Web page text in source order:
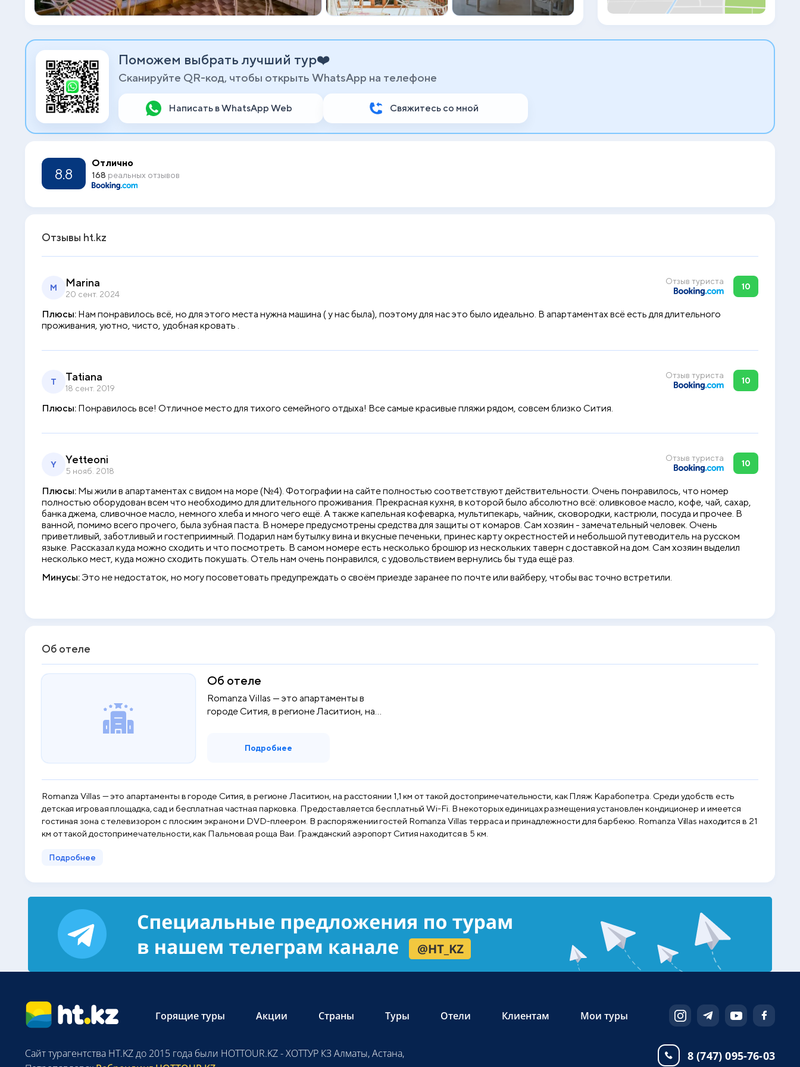
Поможем выбрать лучший тур❤️
Сканируйте QR-код, чтобы открыть WhatsApp на телефоне
Написать в WhatsApp Web Свяжитесь со мной
8.8
Отлично
168 реальных отзывов
Отзывы ht.kz
M Marina
20 сент. 2024
Отзыв туриста
10
Плюсы: Нам понравилось всё, но для этого места нужна машина ( у нас была), поэтому для нас это было идеально. В апартаментах всё есть для длительного
проживания, уютно, чисто, удобная кровать .
T Tatiana
18 сент. 2019
Отзыв туриста
10
Плюсы: Понравилось все! Отличное место для тихого семейного отдыха! Все самые красивые пляжи рядом, совсем близко Сития.
Y Yetteoni
5 нояб. 2018
Отзыв туриста
10
Плюсы: Мы жили в апартаментах с видом на море (№4). Фотографии на сайте полностью соответствуют действительности. Очень понравилось, что номер
полностью оборудован всем что необходимо для длительного проживания. Прекрасная кухня, в которой было абсолютно всё: оливковое масло, кофе, чай, сахар,
банка джема, сливочное масло, немного хлеба и много чего ещё. А также капельная кофеварка, мультипекарь, чайник, сковородки, кастрюли, посуда и прочее. В
ванной, помимо всего прочего, была зубная паста. В номере предусмотрены средства для защиты от комаров. Сам хозяин - замечательный человек. Очень
приветливый, заботливый и гостеприимный. Подарил нам бутылку вина и вкусные печеньки, принес карту окрестностей и небольшой путеводитель на русском
языке. Рассказал куда можно сходить и что посмотреть. В самом номере есть несколько брошюр из нескольких таверн с доставкой на дом. Сам хозяин выделил
несколько мест, куда можно сходить покушать. Отель нам очень понравился, с удовольствием вернулись бы туда ещё раз.
Минусы: Это не недостаток, но могу посоветовать предупреждать о своём приезде заранее по почте или вайберу, чтобы вас точно встретили.
Об отеле
Об отеле
Romanza Villas — это апартаменты в
городе Сития, в регионе Ласитион, на
Подробнее
Romanza Villas — это апартаменты в городе Сития, в регионе Ласитион, на расстоянии 1,1 км от такой достопримечательности, как Пляж Карабопетра. Среди удобств есть
детская игровая площадка, сад и бесплатная частная парковка. Предоставляется бесплатный Wi-Fi. В некоторых единицах размещения установлен кондиционер и имеется
гостиная зона с телевизором с плоским экраном и DVD-плеером. В распоряжении гостей Romanza Villas терраса и принадлежности для барбекю. Romanza Villas находится в 21
км от такой достопримечательности, как Пальмовая роща Ваи. Гражданский аэропорт Сития находится в 5 км.
Подробнее
Горящие туры Акции Страны Туры Отели Клиентам Мои туры
8 (747) 095-76-03
Сайт турагентства HT.KZ до 2015 года были HOTTOUR.KZ - ХОТТУР КЗ Алматы, Астана,